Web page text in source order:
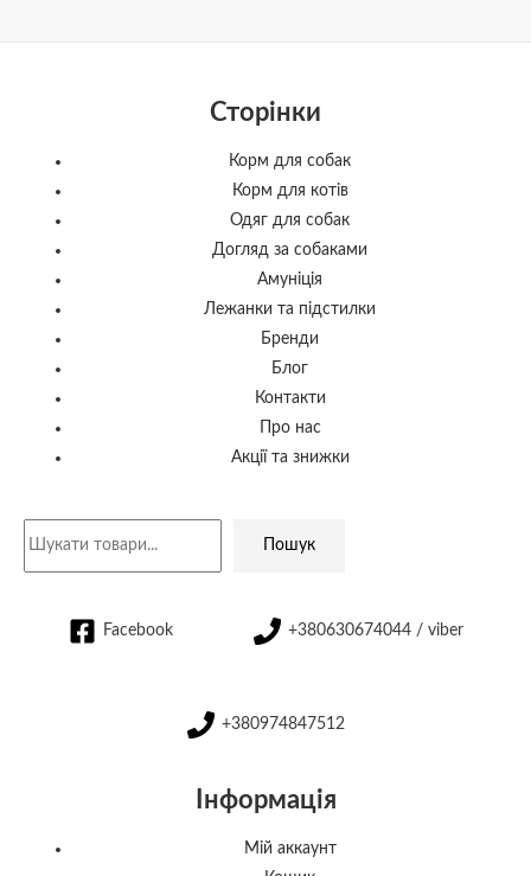
Сторінки
Корм для собак
Корм для котів
Одяг для собак
Догляд за собаками
Амуніція
Лежанки та підстилки
Бренди
Блог
Контакти
Про нас
Акції та знижки
Пошук
Facebook +380630674044 / viber
+380974847512
Інформація
Мій аккаунт